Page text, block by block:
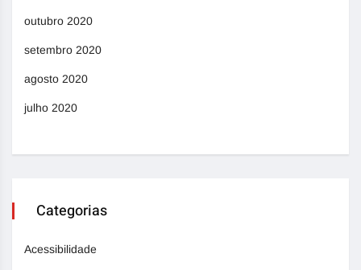
outubro 2020
setembro 2020
agosto 2020
julho 2020
Categorias
Acessibilidade